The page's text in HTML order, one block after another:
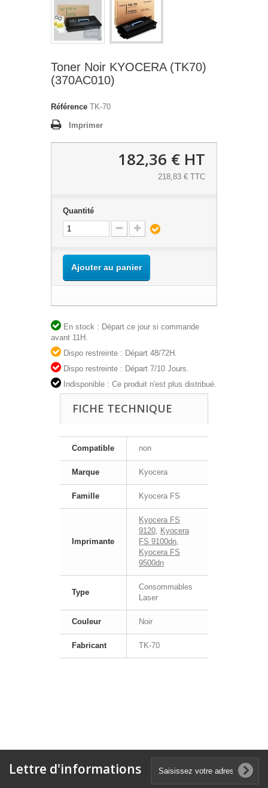
Toner Noir KYOCERA (TK70)
(370AC010)
Référence TK-70
Imprimer
182,36 € HT
218,83 € TTC
Quantité
Ajouter au panier
En stock : Départ ce jour si commande
avant 11H.
Dispo restreinte : Départ 48/72H.
Dispo restreinte : Départ 7/10 Jours.
Indisponible : Ce produit n'est plus distribué.
FICHE TECHNIQUE
Compatible non
Marque Kyocera
Famille Kyocera FS
Imprimante
Kyocera FS
9120, Kyocera
FS 9100dn,
Kyocera FS
9500dn
Type
Consommables
Laser
Couleur Noir
Fabricant TK-70
Lettre d'informations